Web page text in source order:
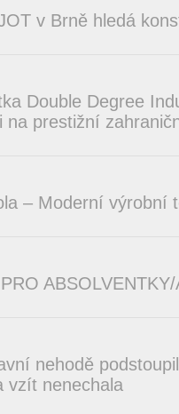
v Brně hledá
Double Degree
na prestižní
– Moderní výrobní
nehodě
vzít nenechala